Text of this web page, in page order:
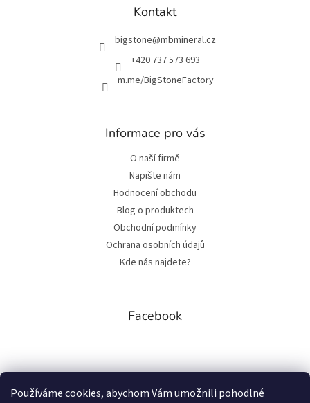
Používáme cookies, abychom Vám umožnili pohodlné
Kontakt
bigstone@mbmineral.cz
+420 737 573 693
m.me/BigStoneFactory
Informace pro vás
O naší firmě
Napište nám
Hodnocení obchodu
Blog o produktech
Obchodní podmínky
Ochrana osobních údajů
Kde nás najdete?
Facebook